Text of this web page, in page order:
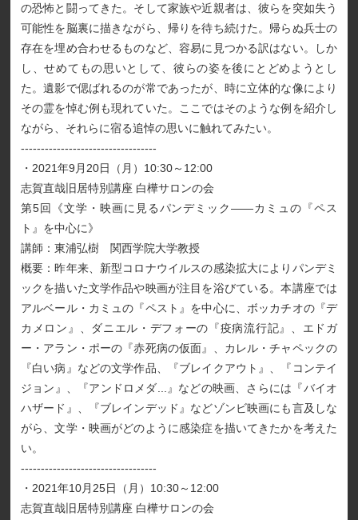
の恐怖と闘ってきた。そして家族や近親者は、彼らを突如失う
可能性を脳裏に描きながら、帰りを待ち続けた。帰らぬ兵士の
存在を埋め合わせるものなど、容易に見つかる訳はない。しか
し、せめてもの思いとして、彼らの姿を後にとどめようとし
た。遺影で偲ばれるのが常であったが、時に立体的な像により
その霊を悼む例も現れていた。ここではそのような例を紹介し
ながら、それらに宿る追悼の思いに触れてみたい。
----------------------------------
・2021年9月20日（月）10:30～12:00
志賀直哉旧居特別講座 白樺サロンの会
第5回《文学・映画に見るパンデミック――カミュの『ペス
ト』を中心に》
講師：東浦弘樹 関西学院大学教授
概要：昨年来、新型コロナウイルスの感染拡大によりパンデミ
ックを描いた文学作品や映画が注目を浴びている。本講座では
アルベール・カミュの『ペスト』を中心に、ボッカチオの『デ
カメロン』、ダニエル・デフォーの『疫病流行記』、エドガ
ー・アラン・ポーの『赤死病の仮面』、カレル・チャペックの
『白い病』などの文学作品、『ブレイクアウト』、『コンテイ
ジョン』、『アンドロメダ...』などの映画、さらには『バイオ
ハザード』、『ブレインデッド』などゾンビ映画にも言及しな
がら、文学・映画がどのように感染症を描いてきたかを考えた
い。
----------------------------------
・2021年10月25日（月）10:30～12:00
志賀直哉旧居特別講座 白樺サロンの会